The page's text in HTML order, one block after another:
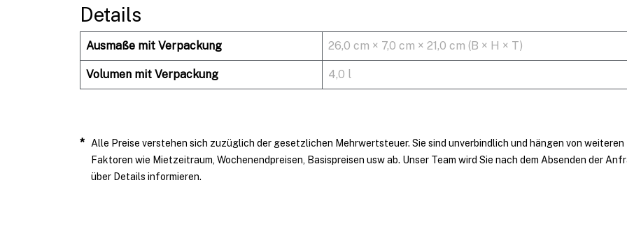
Details
Ausmaße mit Verpackung 26,0 cm × 7,0 cm × 21,0 cm (B × H × T)
Volumen mit Verpackung 4,0 l
*
Alle Preise verstehen sich zuzüglich der gesetzlichen Mehrwertsteuer. Sie sind unverbindlich und hängen von weiteren
Faktoren wie Mietzeitraum, Wochenendpreisen, Basispreisen usw ab. Unser Team wird Sie nach dem Absenden der
über Details informieren.